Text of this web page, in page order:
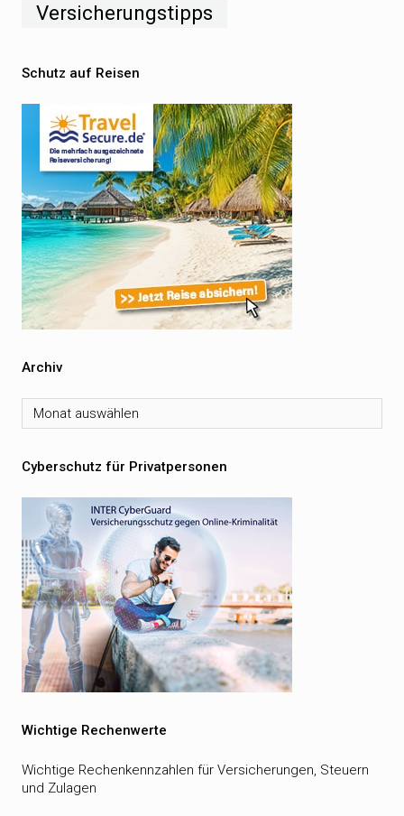
Versicherungstipps
Schutz auf Reisen
Archiv
Archiv
Cyberschutz für Privatpersonen
Wichtige Rechenwerte
Wichtige Rechenkennzahlen für Versicherungen, Steuern
und Zulagen